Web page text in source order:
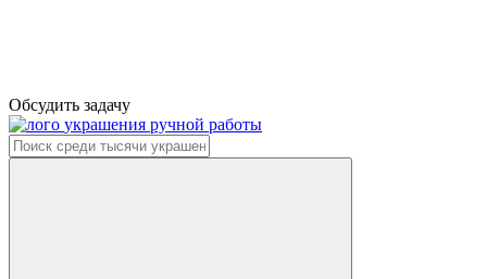
Обсудить задачу
украшения ручной работы